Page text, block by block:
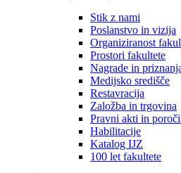
Stik z nami
Poslanstvo in vizija
Organiziranost
Prostori fakultete
Nagrade in
Medijsko središče
Restavracija
Založba in trgovina
Pravni akti in
Habilitacije
Katalog IJZ
100 let fakultete